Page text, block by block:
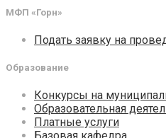
МФП «Горн»
Подать заявку на
Образование
Конкурсы на
Образовательная
Платные услуги